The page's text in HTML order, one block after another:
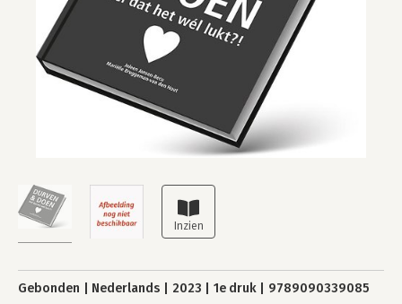
Gebonden Nederlands 2023 1e druk 9789090339085